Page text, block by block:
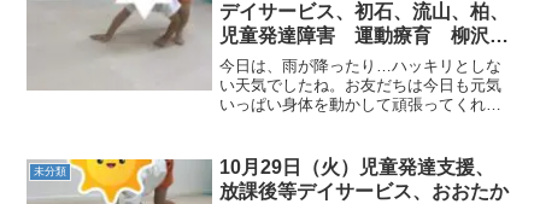
デイサービス、初石、流山、柏、
児童発達障害 運動療育 柳沢運
動プログラム こども発達気にな
る 発達障害 放デイ 自閉症
ADHD アスペルガー症候群
今日は、雨が降ったり…ハッキリとしな
い天気でしたね。お友だちは今日も元気
いっぱい身体を動かして頑張ってくれま
ピタ！頑張りました鉄棒 コウモリ 手離
し、少しずつでき...
未分類
10月29日（火）児童発達支援、
放課後等デイサービス、おおたか